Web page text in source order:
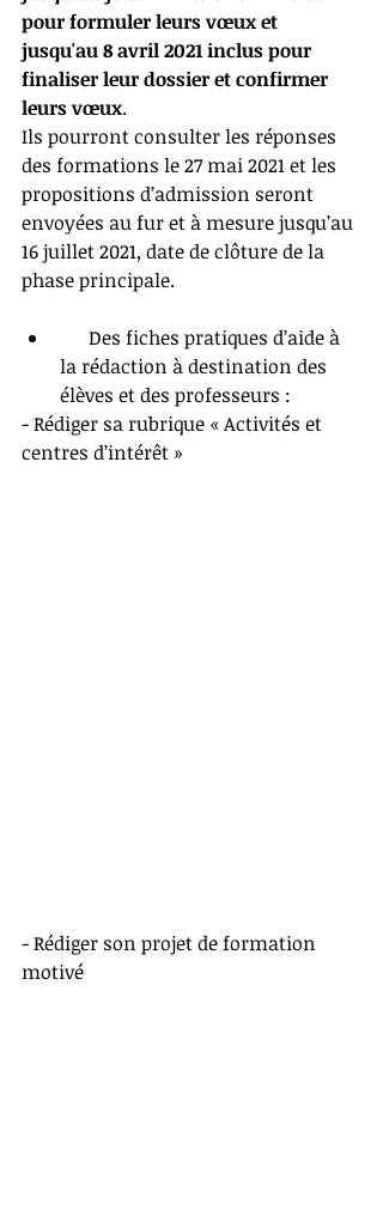
pour formuler leurs vœux et
jusqu'au 8 avril 2021 inclus pour
finaliser leur dossier et confirmer
leurs vœux.
Ils pourront consulter les réponses
des formations le 27 mai 2021 et les
propositions d’admission seront
envoyées au fur et à mesure jusqu’au
16 juillet 2021, date de clôture de la
phase principale.
la rédaction à destination des
élèves et des professeurs :
- Rédiger sa rubrique « Activités et
centres d’intérêt »
- Rédiger son projet de formation
motivé